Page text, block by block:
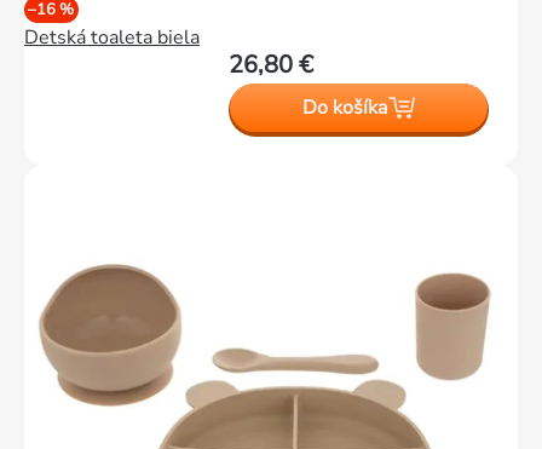
–16 %
Detská toaleta biela
26,80 €
Do košíka